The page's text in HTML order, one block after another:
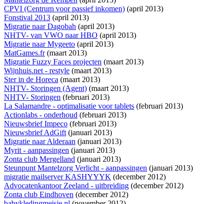
CPVI (Centrum voor passief inkomen) (april 2013)
Fonstival 2013 (april 2013)
Migratie naar Dagobah (april 2013)
NHTV- van VWO naar HBO (april 2013)
Migratie naar Mygeeto (april 2013)
MatGames.fr(maart 2013)
Migratie Fuzzy Faces projecten (maart 2013)
Wijnhuis.net - restyle (maart 2013)
Ster in de Horeca (maart 2013)
NHTV- Storingen (Agent) (maart 2013)
NHTV- Storingen (februari 2013)
La Salamandre - optimalisatie voor tablets (februari 2013)
Actionlabs - onderhoud (februari 2013)
Nieuwsbrief Impeco (februari 2013)
Nieuwsbrief AdGift(januari 2013)
Migratie naar Alderaan (januari 2013)
Myrit - aanpassingen (januari 2013)
Zonta club Mergelland (januari 2013)
Steunpunt Mantelzorg Verlicht - aanpassingen (januari 2013)
migratie mailserver KASHYYYK (december 2012)
Advocatenkantoor Zeeland - uitbreiding (december 2012)
Zonta club Eindhoven (december 2012)